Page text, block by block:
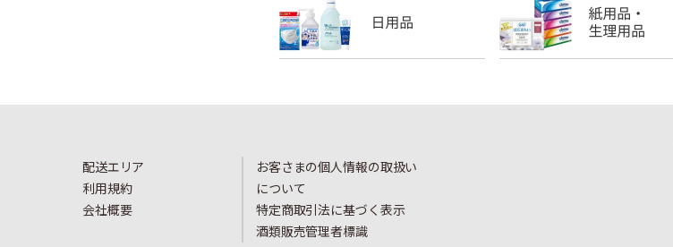
配送エリア
利用規約
会社概要
お客さまの個人情報の取扱い
について
特定商取引法に基づく表示
酒類販売管理者標識